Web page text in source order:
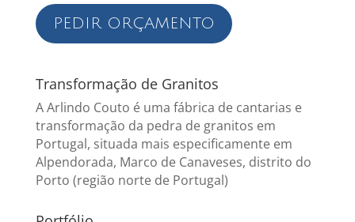
PEDIR ORÇAMENTO
Transformação de Granitos
A Arlindo Couto é uma fábrica de cantarias e
transformação da pedra de granitos em
Portugal, situada mais especificamente em
Alpendorada, Marco de Canaveses, distrito do
Porto (região norte de Portugal)